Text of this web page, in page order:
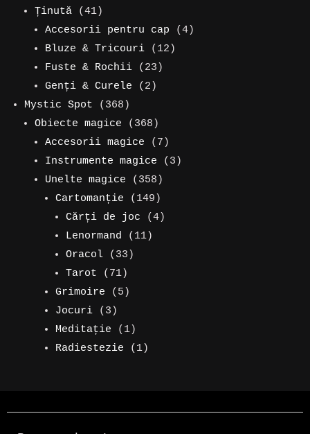
produse
produse
Ținută 4141
de
produse
Accesorii pentru cap 44
Bluze & Tricouri 1212
Fuste & Rochii 2323
Genți & Curele 22
Mystic Spot 368368
de
produse
Obiecte magice 368368
de
produse
Accesorii magice 77
produse
Instrumente magice 33
Unelte magice 358358
de
produse
Cartomanție 149149
de
Cărți de joc 44
Lenormand 1111
Oracol 3333
produse
Tarot 7171
de
Grimoire 55
Jocuri 33
produse
Meditație 11
produs
Radiestezie 11